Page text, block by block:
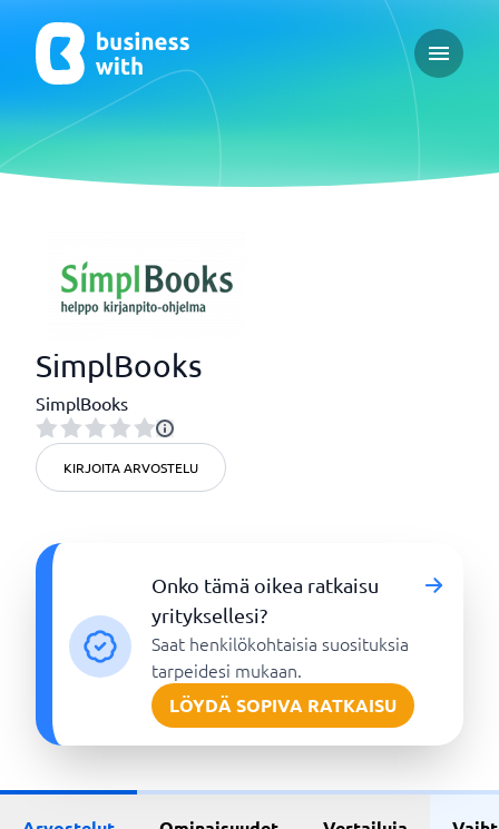
Open
SimplBooks
SimplBooks
KIRJOITA ARVOSTELU
Onko tämä oikea ratkaisu
yrityksellesi?
Saat henkilökohtaisia suosituksia
tarpeidesi mukaan.
LÖYDÄ SOPIVA RATKAISU